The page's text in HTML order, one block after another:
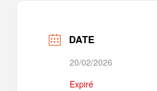
DATE
20/02/2026
Expiré